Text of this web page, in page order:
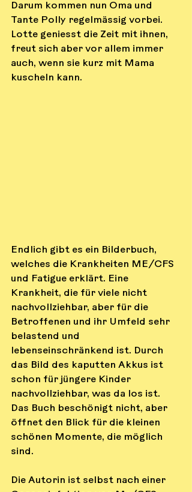
Darum kommen nun Oma und
Tante Polly regelmässig vorbei.
Lotte geniesst die Zeit mit ihnen,
freut sich aber vor allem immer
auch, wenn sie kurz mit Mama
kuscheln kann.
Endlich gibt es ein Bilderbuch,
welches die Krankheiten ME/CFS
und Fatigue erklärt. Eine
Krankheit, die für viele nicht
nachvollziehbar, aber für die
Betroffenen und ihr Umfeld sehr
belastend und
lebenseinschränkend ist. Durch
das Bild des kaputten Akkus ist
schon für jüngere Kinder
nachvollziehbar, was da los ist.
Das Buch beschönigt nicht, aber
öffnet den Blick für die kleinen
schönen Momente, die möglich
sind.
Die Autorin ist selbst nach einer